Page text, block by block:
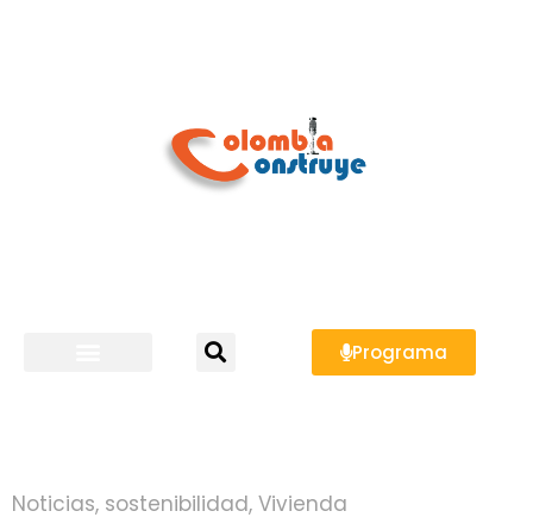
Programa
Noticias, sostenibilidad, Vivienda